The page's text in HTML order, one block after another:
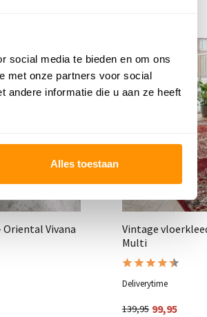
social media te bieden en om ons
met onze partners voor social
andere informatie die u aan ze heeft
Alles toestaan
Vivana
Vintage
Multi
Deliverytime
139,95 99,95